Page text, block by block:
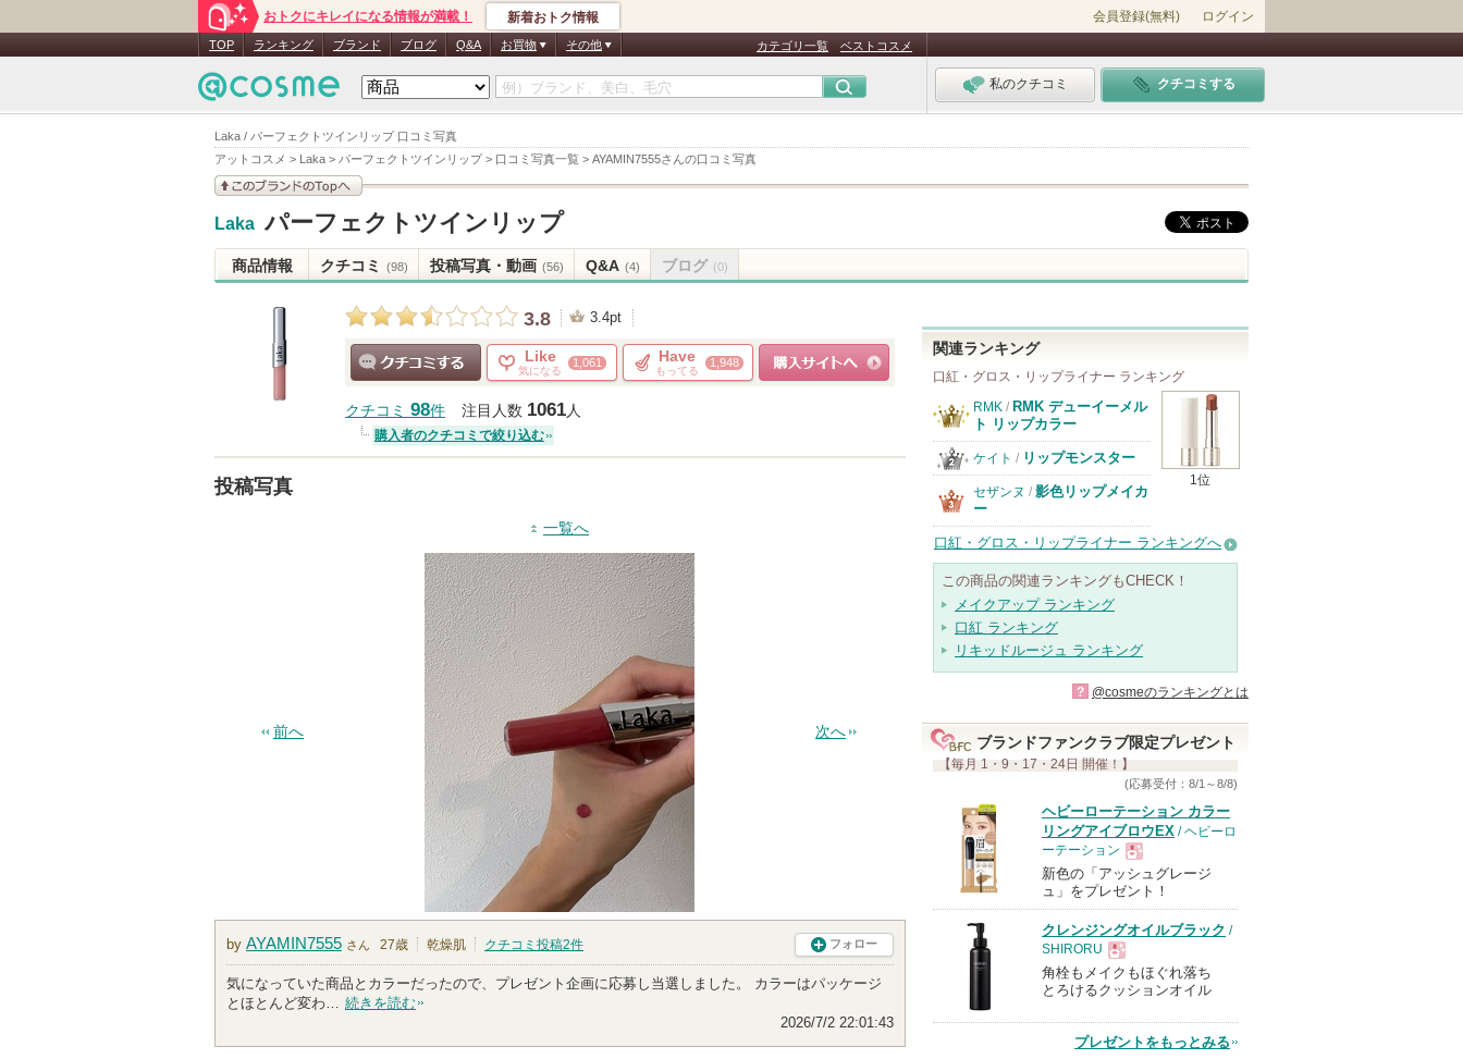
Laka / パーフェクトツインリップ 口コミ写真
アットコスメ > Laka > パーフェクトツインリップ> 口コミ写真一覧 > AYAMIN7555さんの口コミ写真
おトクにキレイになる情報が満載！ 新着おトク情報 会員登録(無料) ログイン
TOP ランキング ブランド ブログ Q&A お買物 その他 カテゴリ一覧 ベストコスメ
私のクチコミ クチコミする
このブランドの情報を
Laka パーフェクトツインリップ
商品情報 クチコミ (98) 投稿写真・動画 (56) Q&A (4) ブログ (0)
3.8 3.4pt
Like
気になる
1,061 Have
もってる
1,948
クチコミ 98件 注目人数 1061人
購入者のクチコミで絞り込む
投稿写真
一覧へ
前へ 次へ
by AYAMIN7555 さん 27歳 乾燥肌 クチコミ投稿2件 フォロー
気になっていた商品とカラーだったので、プレゼント企画に応募し当選しました。 カラーはパッケージ
とほとんど変わ… 続きを読む
2026/7/2 22:01:43
関連ランキング
口紅・グロス・リップライナー ランキング
1位
RMK / RMK デューイーメル
ト リップカラー
ケイト / リップモンスター
セザンヌ / 影色リップメイカ
ー
口紅・グロス・リップライナー ランキングへ
この商品の関連ランキングもCHECK！
メイクアップ ランキング
口紅 ランキング
リキッドルージュ ランキング
? @cosmeのランキングとは
ブランドファンクラブ限定プレゼント
【毎月 1・9・17・24日 開催！】
(応募受付：8/1～8/8)
ヘビーローテーション カラー
リングアイブロウEX / ヘビーロ
ーテーション
現
品
新色の「アッシュグレージ
ュ」をプレゼント！
クレンジングオイルブラック /
SHIRORU
現
品
角栓もメイクもほぐれ落ち
とろけるクッションオイル
プレゼントをもっとみる